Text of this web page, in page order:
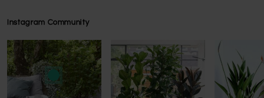
Instagram Community
Press to skip carousel
Press to skip carousel